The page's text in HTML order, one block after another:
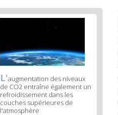
News
News
image
legend
1
L'augmentation des niveaux
de CO2 entraîne également un
refroidissement dans les
couches supérieures de
l'atmosphère